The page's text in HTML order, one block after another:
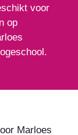
voor
op
Marloes